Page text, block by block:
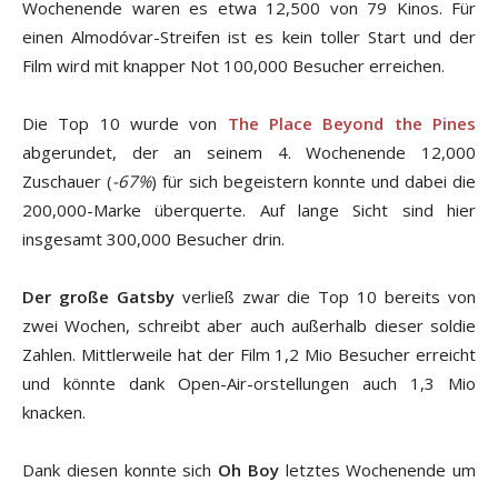
Wochenende waren es etwa 12,500 von 79 Kinos. Für
einen Almodóvar-Streifen ist es kein toller Start und der
Film wird mit knapper Not 100,000 Besucher erreichen.
Die Top 10 wurde von The Place Beyond the Pines
abgerundet, der an seinem 4. Wochenende 12,000
Zuschauer (-67%) für sich begeistern konnte und dabei die
200,000-Marke überquerte. Auf lange Sicht sind hier
insgesamt 300,000 Besucher drin.
Der große Gatsbyverließ zwar die Top 10 bereits von
zwei Wochen, schreibt aber auch außerhalb dieser soldie
Zahlen. Mittlerweile hat der Film 1,2 Mio Besucher erreicht
und könnte dank Open-Air-orstellungen auch 1,3 Mio
knacken.
Dank diesen konnte sich Oh Boyletztes Wochenende um